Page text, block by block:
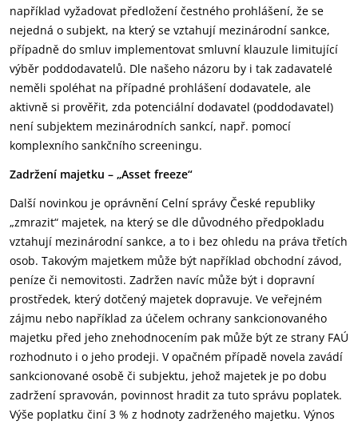
například vyžadovat předložení čestného prohlášení, že se
nejedná o subjekt, na který se vztahují mezinárodní sankce,
případně do smluv implementovat smluvní klauzule limitující
výběr poddodavatelů. Dle našeho názoru by i tak zadavatelé
neměli spoléhat na případné prohlášení dodavatele, ale
aktivně si prověřit, zda potenciální dodavatel (poddodavatel)
není subjektem mezinárodních sankcí, např. pomocí
komplexního sankčního screeningu.
Zadržení majetku – „Asset freeze“
Další novinkou je oprávnění Celní správy České republiky
„zmrazit“ majetek, na který se dle důvodného předpokladu
vztahují mezinárodní sankce, a to i bez ohledu na práva třetích
osob. Takovým majetkem může být například obchodní závod,
peníze či nemovitosti. Zadržen navíc může být i dopravní
prostředek, který dotčený majetek dopravuje. Ve veřejném
zájmu nebo například za účelem ochrany sankcionovaného
majetku před jeho znehodnocením pak může být ze strany FAÚ
rozhodnuto i o jeho prodeji. V opačném případě novela zavádí
sankcionované osobě či subjektu, jehož majetek je po dobu
zadržení spravován, povinnost hradit za tuto správu poplatek.
Výše poplatku činí 3 % z hodnoty zadrženého majetku. Výnos